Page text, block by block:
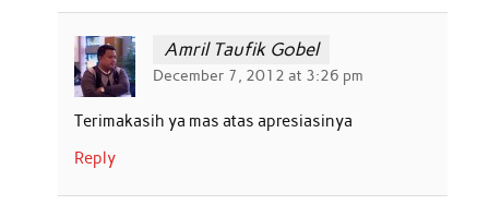
Amril Taufik Gobel
December 7, 2012 at 3:26 pm
Terimakasih ya mas atas apresiasinya
Reply